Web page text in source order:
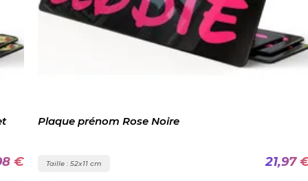
€
Plaque prénom Rose Noire
Taille : 52x11 cm 21,97 €